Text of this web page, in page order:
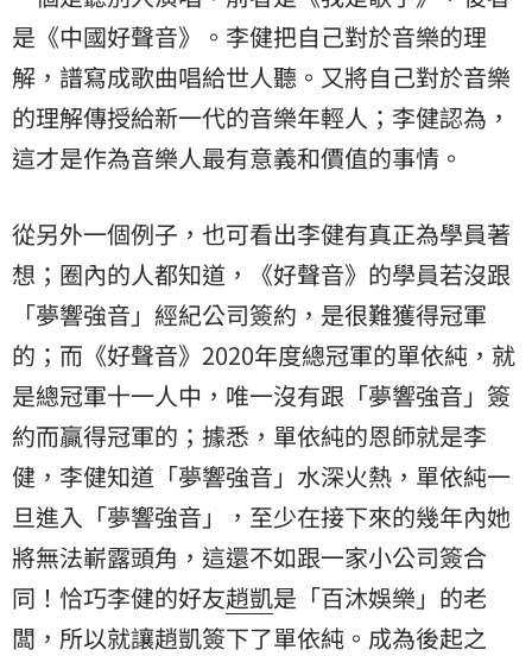
是《中國好聲音》。李健把自己對於音樂的理
解，譜寫成歌曲唱給世人聽。又將自己對於音樂
的理解傳授給新一代的音樂年輕人；李健認為，
這才是作為音樂人最有意義和價值的事情。
從另外一個例子，也可看出李健有真正為學員著
想；圈內的人都知道，《好聲音》的學員若沒跟
「夢響強音」經紀公司簽約，是很難獲得冠軍
的；而《好聲音》2020年度總冠軍的單依純，就
是總冠軍十一人中，唯一沒有跟「夢響強音」簽
約而贏得冠軍的；據悉，單依純的恩師就是李
健，李健知道「夢響強音」水深火熱，單依純一
旦進入「夢響強音」，至少在接下來的幾年內她
將無法嶄露頭角，這還不如跟一家小公司簽合
同！恰巧李健的好友趙凱是「百沐娛樂」的老
闆，所以就讓趙凱簽下了單依純。成為後起之